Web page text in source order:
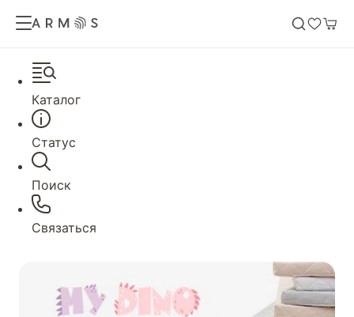
Каталог
Статус
Поиск
Связаться